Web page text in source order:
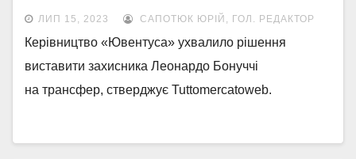
ЛИП 15, 2023 САПОТЮК ЮРІЙ, ГОЛ. РЕДАКТОР
Керівництво «Ювентуса» ухвалило рішення
виставити захисника Леонардо Бонуччі
на трансфер, стверджує Tuttomercatoweb.